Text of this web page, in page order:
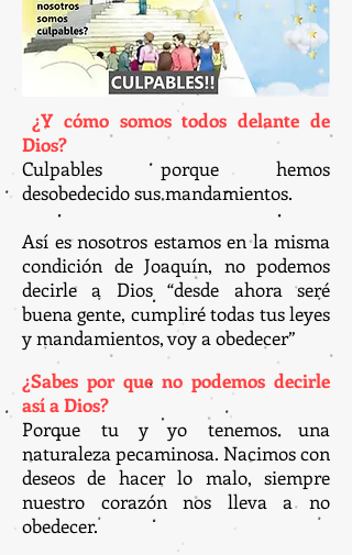
¿Y cómo somos todos delante de
Dios?
Culpables porque hemos
desobedecido sus mandamientos.
Así es nosotros estamos en la misma
condición de Joaquín, no podemos
decirle a Dios “desde ahora seré
buena gente, cumpliré todas tus leyes
y mandamientos, voy a obedecer”
¿Sabes por que no podemos decirle
así a Dios?
Porque tu y yo tenemos una
naturaleza pecaminosa. Nacimos con
deseos de hacer lo malo, siempre
nuestro corazón nos lleva a no
obedecer.